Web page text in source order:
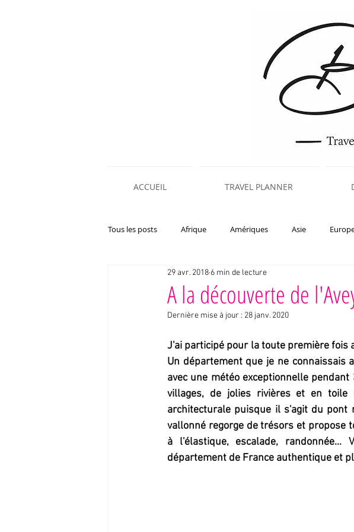
ACCUEIL TRAVEL PLANNER
Tous les posts Afrique Amériques Asie
Interviews voyageurs Expériences
A la découverte de
29 avr. 2018 6 min de lecture
Dernière mise à jour : 28 janv. 2020
J'ai participé pour la toute première fois
Un département que je ne
avec une météo exceptionnelle
villages, de jolies rivières et en toile
architecturale puisque il s'agit du
vallonné regorge de trésors et propose
à l'élastique, escalade,
département de France authentique et